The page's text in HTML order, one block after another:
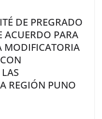
DE PREGRADO
ACUERDO PARA
MODIFICATORIA
REGIÓN PUNO